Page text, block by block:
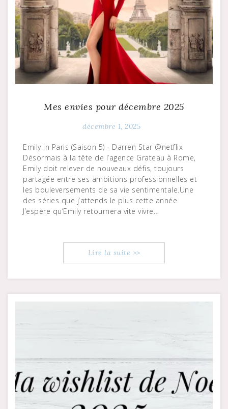
Mes envies pour décembre 2025
décembre 1, 2025
Emily in Paris (Saison 5) - Darren Star @netflix
Désormais à la tête de l’agence Grateau à Rome,
Emily doit relever de nouveaux défis, toujours
partagée entre ses ambitions professionnelles et
les bouleversements de sa vie sentimentale.Une
des séries que j’attends le plus cette année.
J’espère qu’Emily retournera vite vivre…
Lire la suite >>